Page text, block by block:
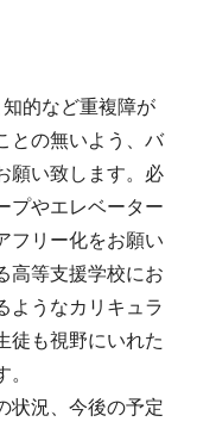
的など重複障が
との無いよう、バ
願い致します。必
プやエレベーター
フリー化をお願い
高等支援学校にお
ようなカリキュラ
徒も視野にいれた
状況、今後の予定